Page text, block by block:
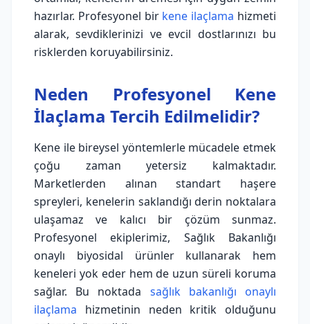
hazırlar. Profesyonel bir kene ilaçlama hizmeti
alarak, sevdiklerinizi ve evcil dostlarınızı bu
risklerden koruyabilirsiniz.
Neden Profesyonel Kene
İlaçlama Tercih Edilmelidir?
Kene ile bireysel yöntemlerle mücadele etmek
çoğu zaman yetersiz kalmaktadır.
Marketlerden alınan standart haşere
spreyleri, kenelerin saklandığı derin noktalara
ulaşamaz ve kalıcı bir çözüm sunmaz.
Profesyonel ekiplerimiz, Sağlık Bakanlığı
onaylı biyosidal ürünler kullanarak hem
keneleri yok eder hem de uzun süreli koruma
sağlar. Bu noktada sağlık bakanlığı onaylı
ilaçlama hizmetinin neden kritik olduğunu